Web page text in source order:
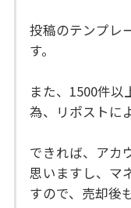
投稿のテンプレ
す。
また、1500件以
為、リポストに
できれば、アカ
思いますし、マ
すので、売却後